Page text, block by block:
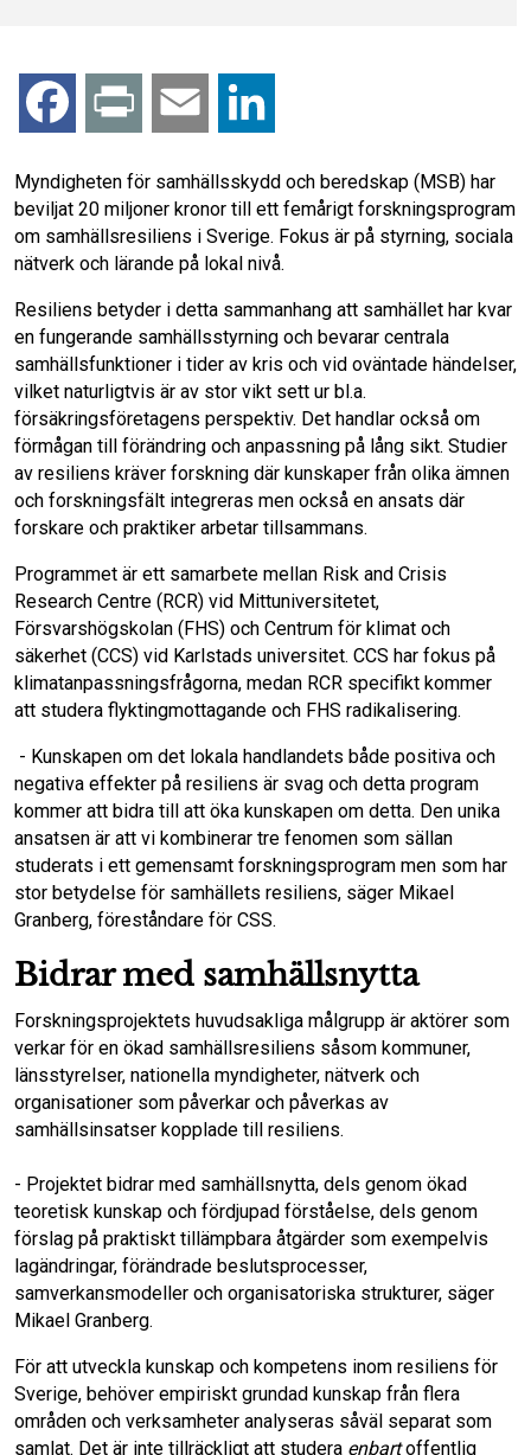
c
e
b
o
o
k
i
n
t
a
i
l
n
k
e
d
I
n
Myndigheten för samhällsskydd och beredskap (MSB) har
beviljat 20 miljoner kronor till ett femårigt forskningsprogram
om samhällsresiliens i Sverige. Fokus är på styrning, sociala
nätverk och lärande på lokal nivå.
Resiliens betyder i detta sammanhang att samhället har kvar
en fungerande samhällsstyrning och bevarar centrala
samhällsfunktioner i tider av kris och vid oväntade händelser,
vilket naturligtvis är av stor vikt sett ur bl.a.
försäkringsföretagens perspektiv. Det handlar också om
förmågan till förändring och anpassning på lång sikt. Studier
av resiliens kräver forskning där kunskaper från olika ämnen
och forskningsfält integreras men också en ansats där
forskare och praktiker arbetar tillsammans.
Programmet är ett samarbete mellan Risk and Crisis
Research Centre (RCR) vid Mittuniversitetet,
Försvarshögskolan (FHS) och Centrum för klimat och
säkerhet (CCS) vid Karlstads universitet. CCS har fokus på
klimatanpassningsfrågorna, medan RCR specifikt kommer
att studera flyktingmottagande och FHS radikalisering.
- Kunskapen om det lokala handlandets både positiva och
negativa effekter på resiliens är svag och detta program
kommer att bidra till att öka kunskapen om detta. Den unika
ansatsen är att vi kombinerar tre fenomen som sällan
studerats i ett gemensamt forskningsprogram men som har
stor betydelse för samhällets resiliens, säger Mikael
Granberg, föreståndare för CSS.
Bidrar med samhällsnytta
Forskningsprojektets huvudsakliga målgrupp är aktörer som
verkar för en ökad samhällsresiliens såsom kommuner,
länsstyrelser, nationella myndigheter, nätverk och
organisationer som påverkar och påverkas av
samhällsinsatser kopplade till resiliens.
- Projektet bidrar med samhällsnytta, dels genom ökad
teoretisk kunskap och fördjupad förståelse, dels genom
förslag på praktiskt tillämpbara åtgärder som exempelvis
lagändringar, förändrade beslutsprocesser,
samverkansmodeller och organisatoriska strukturer, säger
Mikael Granberg.
För att utveckla kunskap och kompetens inom resiliens för
Sverige, behöver empiriskt grundad kunskap från flera
områden och verksamheter analyseras såväl separat som
samlat. Det är inte tillräckligt att studera enbartoffentlig